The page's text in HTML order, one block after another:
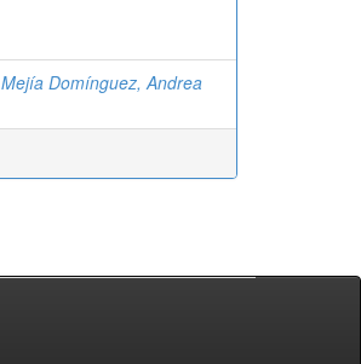
Mejía Domínguez, Andrea